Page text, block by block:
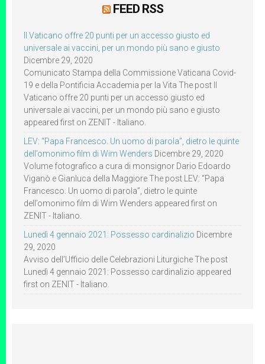
FEED RSS
Il Vaticano offre 20 punti per un accesso giusto ed
universale ai vaccini, per un mondo più sano e giusto
Dicembre 29, 2020
Comunicato Stampa della Commissione Vaticana Covid-
19 e della Pontificia Accademia per la Vita The post Il
Vaticano offre 20 punti per un accesso giusto ed
universale ai vaccini, per un mondo più sano e giusto
appeared first on ZENIT - Italiano.
LEV: “Papa Francesco. Un uomo di parola”, dietro le quinte
dell’omonimo film di Wim Wenders Dicembre 29, 2020
Volume fotografico a cura di monsignor Dario Edoardo
Viganò e Gianluca della Maggiore The post LEV: “Papa
Francesco. Un uomo di parola”, dietro le quinte
dell’omonimo film di Wim Wenders appeared first on
ZENIT - Italiano.
Lunedì 4 gennaio 2021: Possesso cardinalizio Dicembre
29, 2020
Avviso dell’Ufficio delle Celebrazioni Liturgiche The post
Lunedì 4 gennaio 2021: Possesso cardinalizio appeared
first on ZENIT - Italiano.